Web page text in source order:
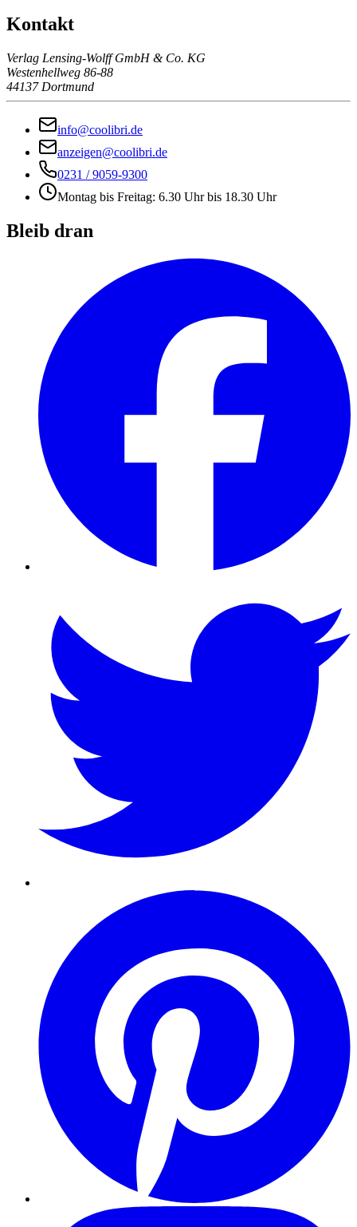
Kontakt
Verlag Lensing-Wolff GmbH & Co. KG
Westenhellweg 86-88
44137 Dortmund
info@coolibri.de
anzeigen@coolibri.de
0231 / 9059-9300
Montag bis Freitag: 6.30 Uhr bis 18.30 Uhr
Bleib dran